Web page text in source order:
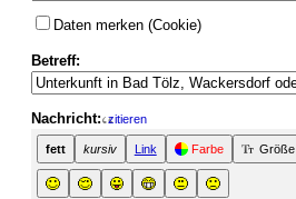
Daten merken (Cookie)
Betreff:
Nachricht: zitieren
fett kursiv Link Farbe Größe